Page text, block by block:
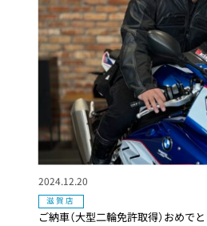
ご納車（大型二輪免許取得）おめで
2024.12.20
滋賀店